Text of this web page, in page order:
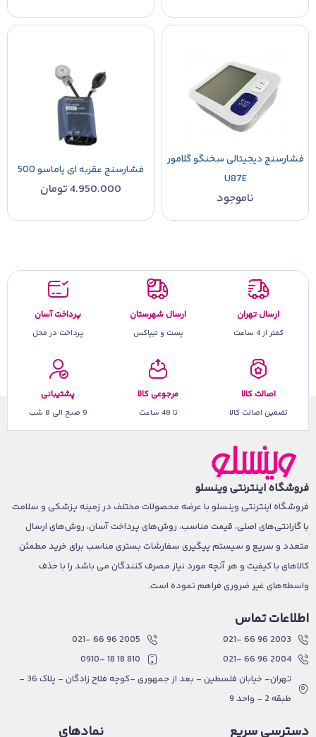
فشارسنج دیجیتالی سخنگو گلامور
U87E
ناموجود
فشارسنج عقربه ای یاماسو 500
4.950.000تومان
ارسال تهران
کمتر از 4 ساعت
ارسال شهرستان
پست و تیپاکس
پرداخت آسان
پرداخت در محل
اصالت کالا
تضمین اصالت کالا
مرجوعی کالا
تا 48 ساعت
پشتیبانی
9 صبح الی 8 شب
فروشگاه اینترنتی وینسلو
فروشگاه اینترنتی وینسلو با عرضه محصولات مختلف در زمینه پزشکی و سلامت
با گارانتی‌های اصلی، قیمت مناسب، روش‌های پرداخت آسان، روش‌های ارسال
متعدد و سریع و سیستم پیگیری سفارشات بستری مناسب برای خرید مطمئن
کالاهای با کیفیت و هر آنچه مورد نیاز مصرف کنندگان می باشد را با حذف
واسطه‌های غیر ضروری فراهم نموده است.
اطلاعات تماس
2003 96 66 -021
2004 96 66 -021
2005 96 66 -021
810 18 18 -0910
تهران- خیابان فلسطین - بعد از جمهوری -کوچه فلاح زادگان - پلاک 36 -
طبقه 2 - واحد 9
دسترسی سریع نمادهای